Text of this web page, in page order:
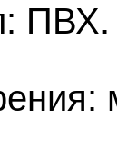
ПВХ.